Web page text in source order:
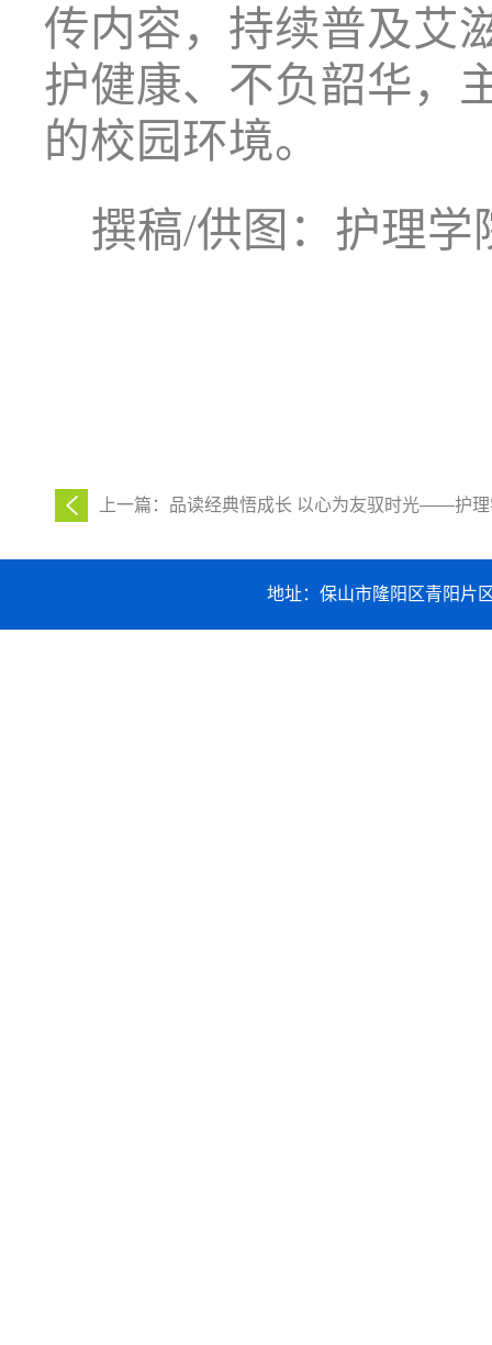
传内容，持续普及艾
护健康、不负韶华，
的校园环境。
撰稿/供图：护理学
上一篇：品读经典悟成长 以心为友驭时光——护
地址：保山市隆阳区青阳片